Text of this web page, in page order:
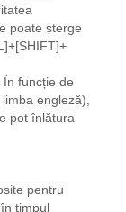
poate șterge
funcție de
engleză),
pot înlătura
pentru
timpul